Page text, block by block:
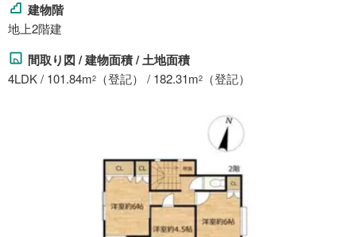
建物階
地上2階建
間取り図 / 建物面積 / 土地面積
4LDK / 101.84m2 （登記） / 182.31m2 （登記）